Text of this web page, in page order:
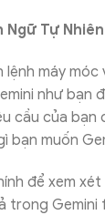
Ngữ Tự Nhiên
lệnh máy
như bạn
cầu của
bạn muốn
để xem
trong Gemini